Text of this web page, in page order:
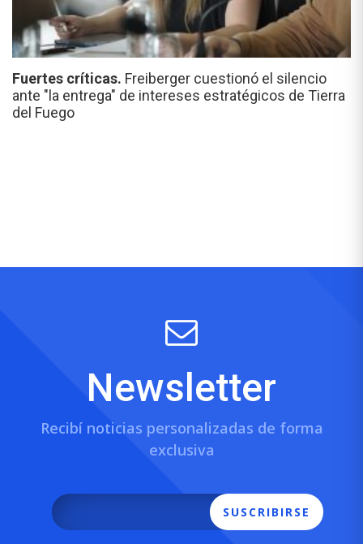
Fuertes críticas. Freiberger cuestionó el silencio
ante "la entrega" de intereses estratégicos de Tierra
del Fuego
Newsletter
Recibí noticias personalizadas de forma
exclusiva
SUSCRIBIRSE